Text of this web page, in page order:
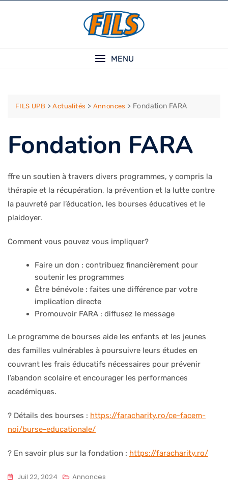
MENU
FILS UPB >Actualités > Annonces > Fondation FARA
Fondation FARA
ffre un soutien à travers divers programmes, y compris la
thérapie et la récupération, la prévention et la lutte contre
la pauvreté par l’éducation, les bourses éducatives et le
plaidoyer.
Comment vous pouvez vous impliquer?
Faire un don : contribuez financièrement pour
soutenir les programmes
Être bénévole : faites une différence par votre
implication directe
Promouvoir FARA : diffusez le message
Le programme de bourses aide les enfants et les jeunes
des familles vulnérables à poursuivre leurs études en
couvrant les frais éducatifs nécessaires pour prévenir
l’abandon scolaire et encourager les performances
académiques.
? Détails des bourses : https://faracharity.ro/ce-facem-
noi/burse-educationale/
? En savoir plus sur la fondation : https://faracharity.ro/
Juil 22, 2024 Annonces